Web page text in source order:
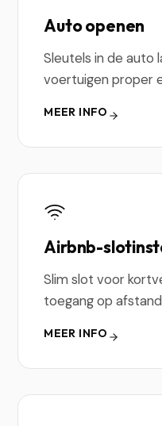
Auto openen
Sleutels in de auto
voertuigen proper
MEER INFO
Airbnb-
Slim slot voor
toegang op
MEER INFO